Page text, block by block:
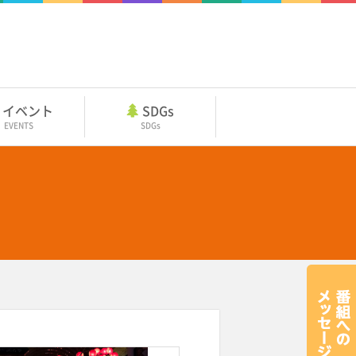
イベント
EVENTS
SDGs
SDGs